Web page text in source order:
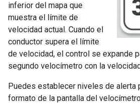
inferior del mapa que
muestra el límite de
velocidad actual. Cuando el
conductor supera el límite
de velocidad, el control se expande
segundo velocímetro con la
Puedes establecer niveles de alerta
formato de la pantalla del